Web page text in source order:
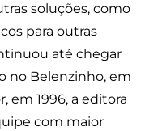
soluções, como
para outras
até chegar
no Belenzinho, em
em 1996, a editora
com maior